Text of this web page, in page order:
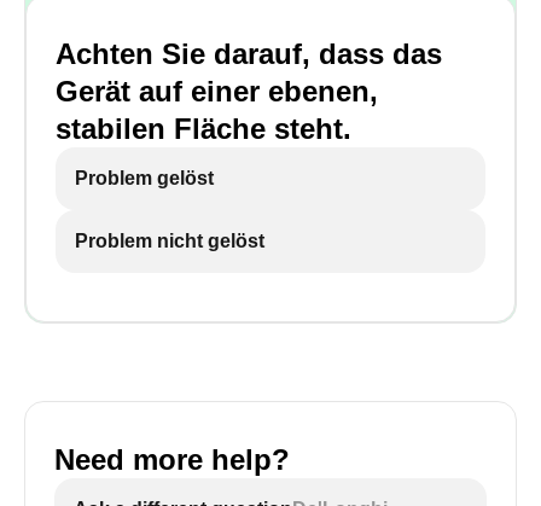
Achten Sie darauf, dass das
Gerät auf einer ebenen,
stabilen Fläche steht.
Problem gelöst
Problem nicht gelöst
Need more help?